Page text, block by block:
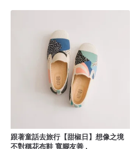
跟著童話去旅行【甜椒日】想像之境
不對稱花布鞋 寬腳友善 .